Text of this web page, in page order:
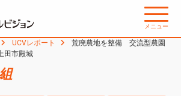
メニュー
UCVレポート
荒廃農地を整備 交流型農園
市殿城